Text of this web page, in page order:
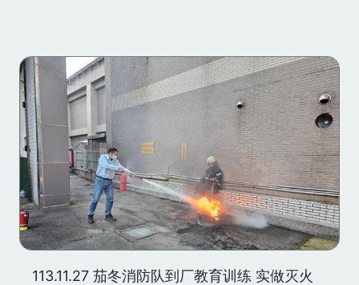
113.11.27 茄冬消防队到厂教育训练 实做灭火